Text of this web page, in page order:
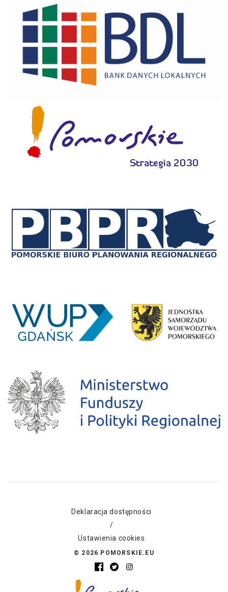
Deklaracja dostępności
/
Ustawienia cookies
© 2026 POMORSKIE.EU